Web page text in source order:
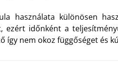
használata különösen
ezért időnként a
így nem okoz függőséget és